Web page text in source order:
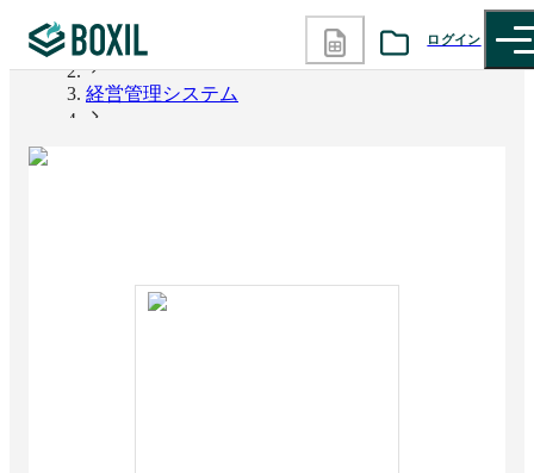
ログイン
カテゴリから探す
BOXILの使い方ガイド
BOXIL
経営管理システム